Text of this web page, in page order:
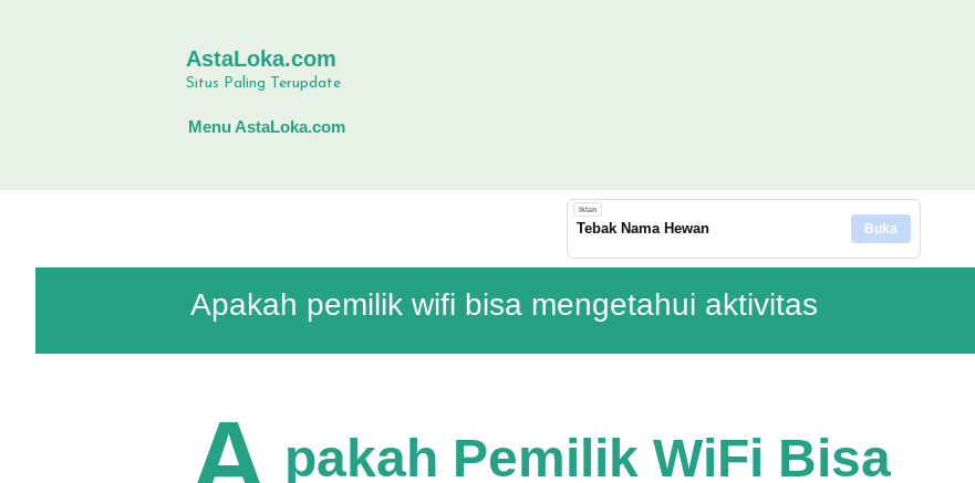
AstaLoka.com
Situs Paling Terupdate
Menu AstaLoka.com
Iklan
Tebak Nama Hewan Buka
Apakah pemilik wifi bisa mengetahui aktivitas
A pakah Pemilik WiFi Bisa